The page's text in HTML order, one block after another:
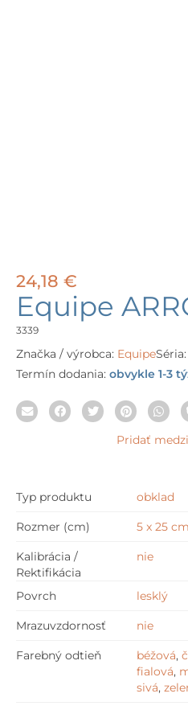
24,18 €
Equipe
3339
Značka / výrobca: EquipeSéria:
Termín dodania: obvykle 1-3
Pridať
Typ produktu obklad
Rozmer (cm) 5 x 25 cm
Kalibrácia /
Rektifikácia
nie
Povrch lesklý
Mrazuvzdornosť nie
Farebný odtieň béžová,
fialová,
sivá,